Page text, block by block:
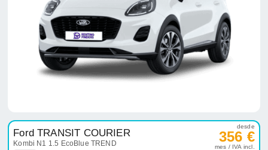
Ford TRANSIT COURIER
Kombi N1 1.5 EcoBlue TREND
desde
356 €
mes / IVA incl.